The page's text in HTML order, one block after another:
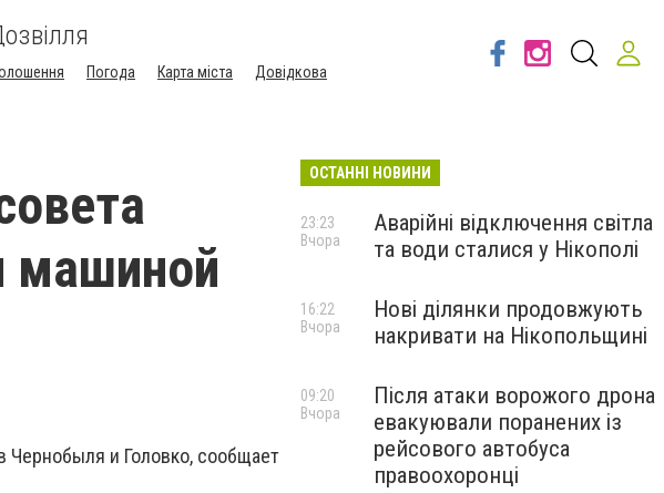
Погода Карта міста Довідкова
машиной
Чернобыля и Головко, сообщает
ОСТАННІ НОВИНИ
Аварійні відключення світла
та води сталися у Нікополі
23:23
Вчора
Нові ділянки продовжують
накривати на Нікопольщині
16:22
Вчора
Після атаки ворожого дрона
евакуювали поранених із
рейсового автобуса
правоохоронці
09:20
Вчора